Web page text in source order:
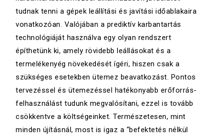
tudnak tenni a gépek leállítási és javítási időablakaira
vonatkozóan. Valójában a prediktív karbantartás
technológiáját használva egy olyan rendszert
építhetünk ki, amely rövidebb leállásokat és a
termelékenyég növekedését ígéri, hiszen csak a
szükséges esetekben ütemez beavatkozást. Pontos
tervezéssel és ütemezéssel hatékonyabb erőforrás-
felhasználást tudunk megvalósítani, ezzel is tovább
csökkentve a költségeinket. Természetesen, mint
minden újításnál, most is igaz a “befektetés nélkül